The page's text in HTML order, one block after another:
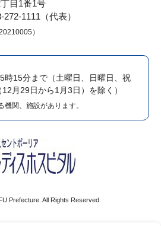
目1番1号
1111（代表）
）
時15分まで （土曜日、日曜日、祝
月29日から1月3日）を除く）
関、施設があります。
Prefecture. All Rights Reserved.